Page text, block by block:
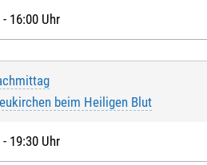
16:00 Uhr
beim Heiligen Blut
19:30 Uhr